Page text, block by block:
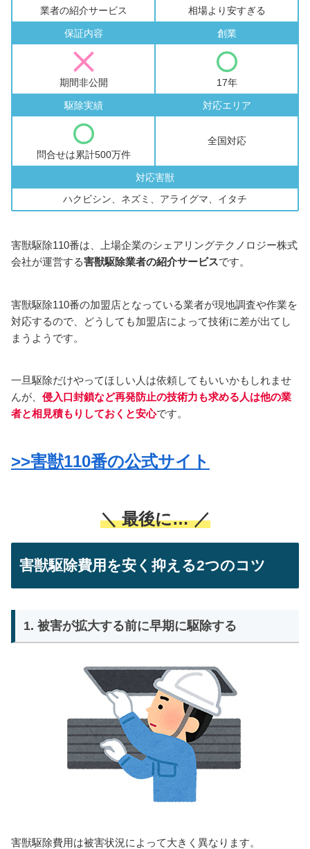
業者の紹介サービス 相場より安すぎる
保証内容
期間非公開
創業
17年
駆除実績
問合せは累計500万件
対応エリア
全国対応
対応害獣
ハクビシン、ネズミ、アライグマ、イタチ
害獣駆除110番は、上場企業のシェアリングテクノロジー株式
会社が運営する害獣駆除業者の紹介サービスです。
害獣駆除110番の加盟店となっている業者が現地調査や作業を
対応するので、どうしても加盟店によって技術に差が出てし
まうようです。
一旦駆除だけやってほしい人は依頼してもいいかもしれませ
んが、 侵入口封鎖など再発防止の技術力も求める人は他の業
者と相見積もりしておくと安心です。
>>害獣110番の公式サイト
＼ 最後に… ／
害獣駆除費用を安く抑える2つのコツ
1. 被害が拡大する前に早期に駆除する
害獣駆除費用は被害状況によって大きく異なります。